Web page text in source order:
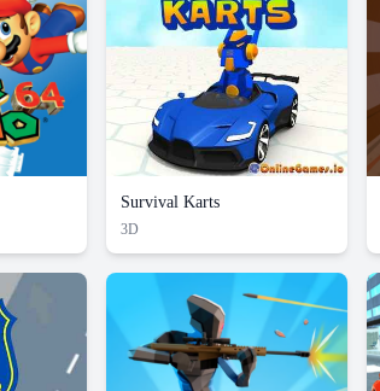
Survival Karts
3D